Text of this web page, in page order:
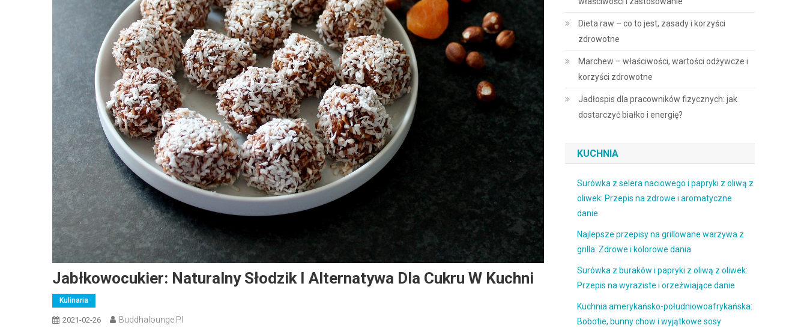
Jabłkowocukier: Naturalny Słodzik I Alternatywa Dla Cukru W Kuchni
Kulinaria
2021-02-26 Buddhalounge.pl
Dieta raw – co to jest, zasady i korzyści
zdrowotne
Marchew – właściwości, wartości odżywcze i
korzyści zdrowotne
Jadłospis dla pracowników fizycznych: jak
dostarczyć białko i energię?
KUCHNIA
Surówka z selera naciowego i papryki z oliwą z
oliwek: Przepis na zdrowe i aromatyczne
danie
Najlepsze przepisy na grillowane warzywa z
grilla: Zdrowe i kolorowe dania
Surówka z buraków i papryki z oliwą z oliwek:
Przepis na wyraziste i orzeźwiające danie
Kuchnia amerykańsko-południowoafrykańska:
Bobotie, bunny chow i wyjątkowe sosy